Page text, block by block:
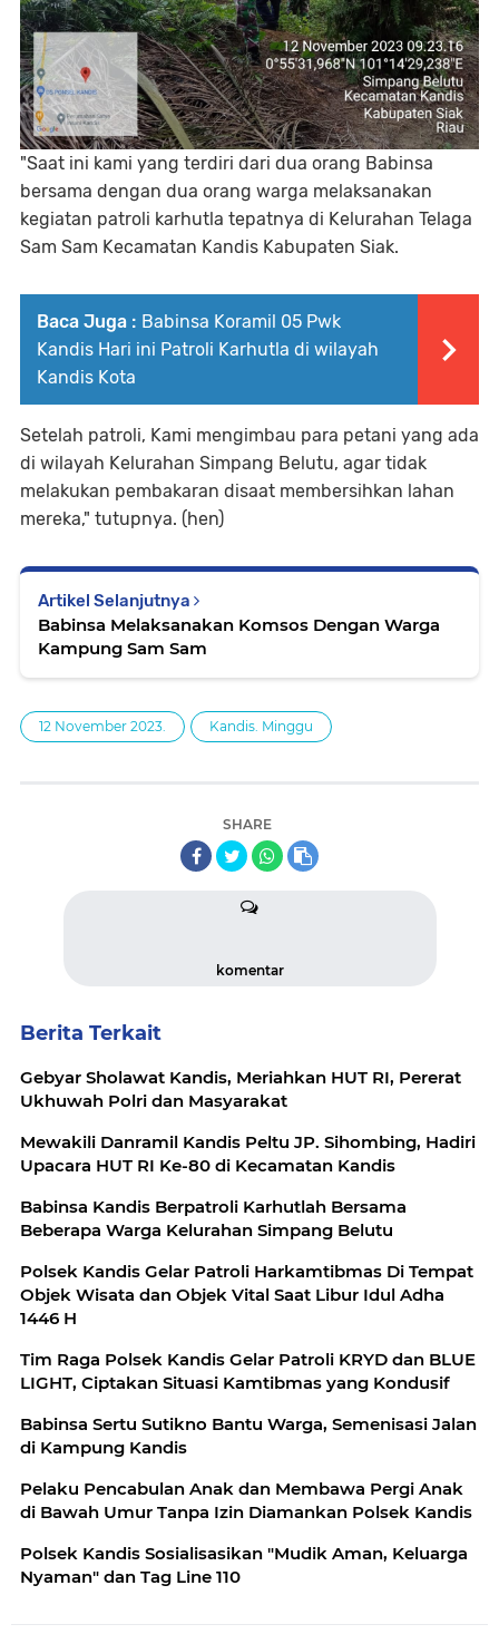
"Saat ini kami yang terdiri dari dua orang Babinsa
bersama dengan dua orang warga melaksanakan
kegiatan patroli karhutla tepatnya di Kelurahan Telaga
Sam Sam Kecamatan Kandis Kabupaten Siak.
Baca Juga : Babinsa Koramil 05 Pwk
Kandis Hari ini Patroli Karhutla di wilayah
Kandis Kota
Setelah patroli, Kami mengimbau para petani yang ada
di wilayah Kelurahan Simpang Belutu, agar tidak
melakukan pembakaran disaat membersihkan lahan
mereka," tutupnya. (hen)
Artikel Selanjutnya
Babinsa Melaksanakan Komsos Dengan Warga
Kampung Sam Sam
12 November 2023. Kandis. Minggu
SHARE
komentar
Berita Terkait
Gebyar Sholawat Kandis, Meriahkan HUT RI, Pererat
Ukhuwah Polri dan Masyarakat
Mewakili Danramil Kandis Peltu JP. Sihombing, Hadiri
Upacara HUT RI Ke-80 di Kecamatan Kandis
Babinsa Kandis Berpatroli Karhutlah Bersama
Beberapa Warga Kelurahan Simpang Belutu
Polsek Kandis Gelar Patroli Harkamtibmas Di Tempat
Objek Wisata dan Objek Vital Saat Libur Idul Adha
1446 H
Tim Raga Polsek Kandis Gelar Patroli KRYD dan BLUE
LIGHT, Ciptakan Situasi Kamtibmas yang Kondusif
Babinsa Sertu Sutikno Bantu Warga, Semenisasi Jalan
di Kampung Kandis
Pelaku Pencabulan Anak dan Membawa Pergi Anak
di Bawah Umur Tanpa Izin Diamankan Polsek Kandis
Polsek Kandis Sosialisasikan "Mudik Aman, Keluarga
Nyaman" dan Tag Line 110